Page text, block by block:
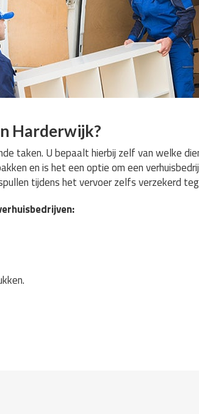
Harderwijk?
taken. U bepaalt hierbij zelf van welke
en is het een optie om een
tijdens het vervoer zelfs verzekerd